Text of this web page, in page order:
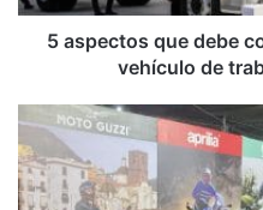
vehículo
Expomóvil
5 aspectos que debe
vehículo de
Advance
Motos
es